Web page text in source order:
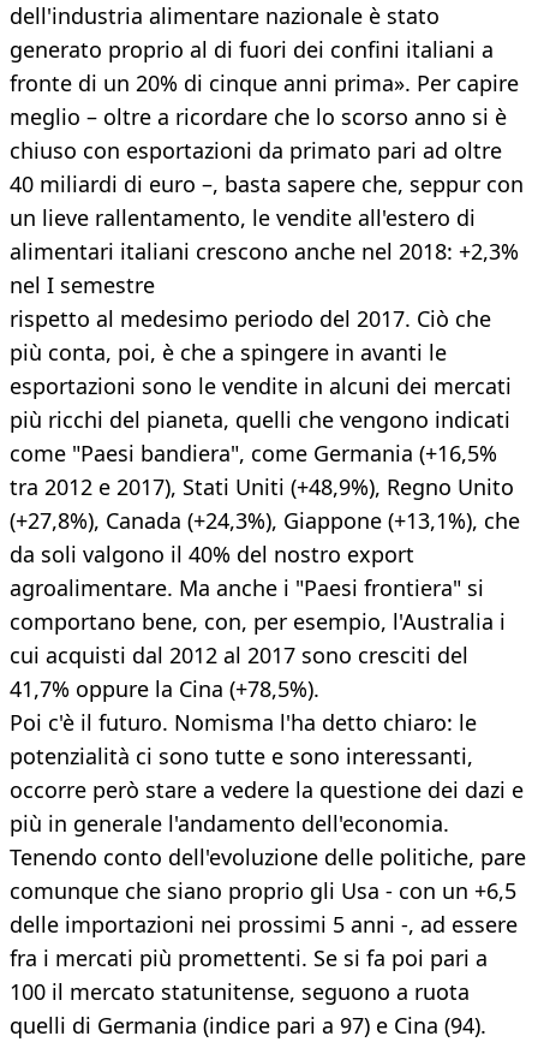
dell'industria alimentare nazionale è stato
generato proprio al di fuori dei confini italiani a
fronte di un 20% di cinque anni prima». Per capire
meglio – oltre a ricordare che lo scorso anno si è
chiuso con esportazioni da primato pari ad oltre
40 miliardi di euro –, basta sapere che, seppur con
un lieve rallentamento, le vendite all'estero di
alimentari italiani crescono anche nel 2018: +2,3%
nel I semestre
rispetto al medesimo periodo del 2017. Ciò che
più conta, poi, è che a spingere in avanti le
esportazioni sono le vendite in alcuni dei mercati
più ricchi del pianeta, quelli che vengono indicati
come "Paesi bandiera", come Germania (+16,5%
tra 2012 e 2017), Stati Uniti (+48,9%), Regno Unito
(+27,8%), Canada (+24,3%), Giappone (+13,1%), che
da soli valgono il 40% del nostro export
agroalimentare. Ma anche i "Paesi frontiera" si
comportano bene, con, per esempio, l'Australia i
cui acquisti dal 2012 al 2017 sono cresciti del
41,7% oppure la Cina (+78,5%).
Poi c'è il futuro. Nomisma l'ha detto chiaro: le
potenzialità ci sono tutte e sono interessanti,
occorre però stare a vedere la questione dei dazi e
più in generale l'andamento dell'economia.
Tenendo conto dell'evoluzione delle politiche, pare
comunque che siano proprio gli Usa - con un +6,5
delle importazioni nei prossimi 5 anni -, ad essere
fra i mercati più promettenti. Se si fa poi pari a
100 il mercato statunitense, seguono a ruota
quelli di Germania (indice pari a 97) e Cina (94).